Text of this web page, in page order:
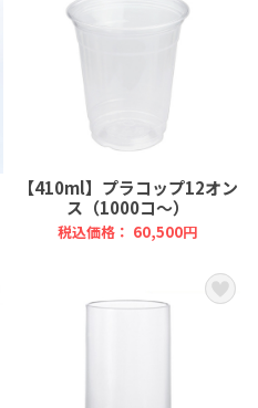
【410ml】プラコップ12オン
ス（1000コ～）
税込価格： 60,500円